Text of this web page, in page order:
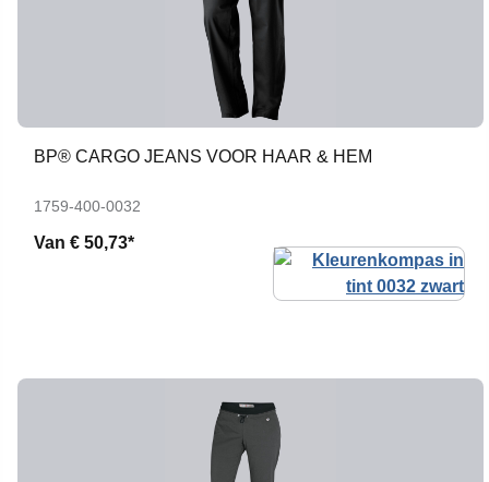
BP® CARGO JEANS VOOR HAAR & HEM
1759-400-0032
Van € 50,73*